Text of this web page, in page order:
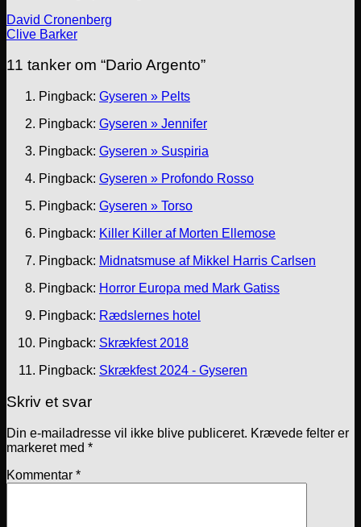
David Cronenberg
Clive Barker
11 tanker om “Dario Argento”
Pingback: Gyseren » Pelts
Pingback: Gyseren » Jennifer
Pingback: Gyseren » Suspiria
Pingback: Gyseren » Profondo Rosso
Pingback: Gyseren » Torso
Pingback: Killer Killer af Morten Ellemose
Pingback: Midnatsmuse af Mikkel Harris Carlsen
Pingback: Horror Europa med Mark Gatiss
Pingback: Rædslernes hotel
Pingback: Skrækfest 2018
Pingback: Skrækfest 2024 - Gyseren
Skriv et svar
Din e-mailadresse vil ikke blive publiceret. Krævede felter er
markeret med *
Kommentar *